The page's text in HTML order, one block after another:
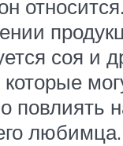
соя и
повлиять
любимца.